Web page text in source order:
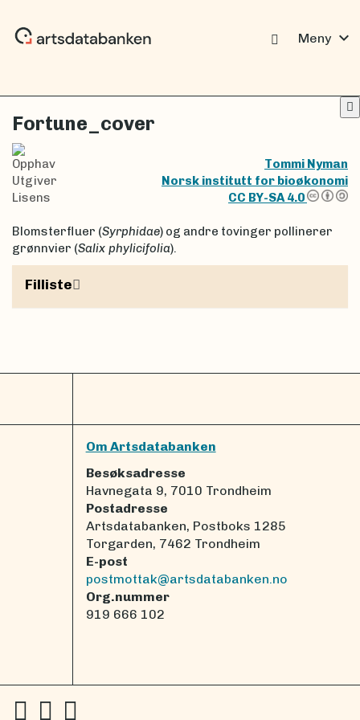
Meny expand_more
Fortune_cover
Opphav
Tommi Nyman
Utgiver
Norsk institutt for bioøkonomi
Lisens
CC BY-SA 4.0
Blomsterfluer (Syrphidae) og andre tovinger pollinerer
grønnvier (Salix phylicifolia).
Filliste
Om Artsdatabanken
Besøksadresse
Havnegata 9, 7010 Trondheim
Postadresse
Artsdatabanken, Postboks 1285
Torgarden, 7462 Trondheim
E-post
postmottak@artsdatabanken.no
Org.nummer
919 666 102